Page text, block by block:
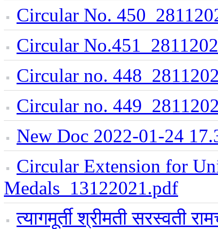
Circular No.
Circular
Circular no.
Circular no.
New Doc 2022-01-24
Circular Extension for
Medals_13122021.pdf
त्यागमूर्ती श्रीमती सरस्वती